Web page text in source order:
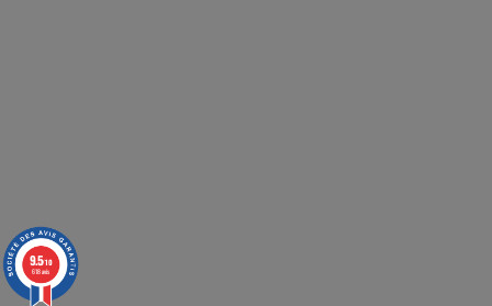
9.5/10
618 avis